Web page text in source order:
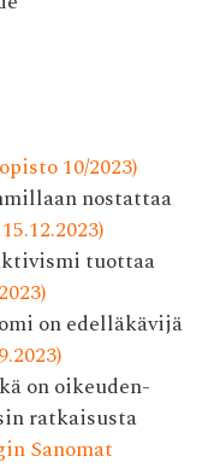
10/2023)
nostattaa
tuottaa
on edelläkävijä
on oikeuden­
ratkaisusta
Sanomat